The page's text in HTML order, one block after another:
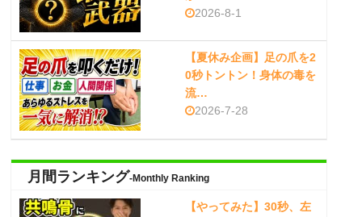
2026-8-1
【夏休み企画】足の爪を2
0秒トントン！身体の毒を
流…
2026-7-28
月間ランキング-Monthly Ranking
【やってみた】30秒、左